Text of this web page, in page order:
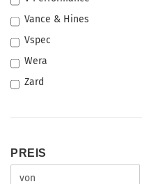
Vance & Hines
Vspec
Wera
Zard
PREIS
Preis bis